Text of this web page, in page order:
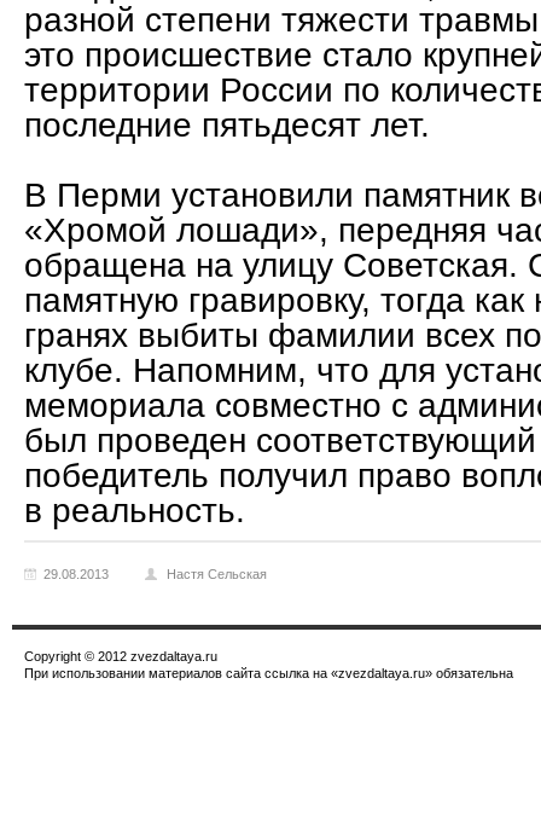
разной степени тяжести
это происшествие стало
территории России по
последние пятьдесят лет.
В Перми установили памятник
«Хромой лошади», передняя
обращена на улицу Советская.
памятную гравировку, тогда
гранях выбиты фамилии всех
клубе. Напомним, что для
мемориала совместно с
был проведен соответствующий
победитель получил право
в реальность.
29.08.2013 Настя Сельская
Copyright © 2012 zvezdaltaya.ru
При использовании материалов сайта ссылка на «zvezdaltaya.ru» обязательна